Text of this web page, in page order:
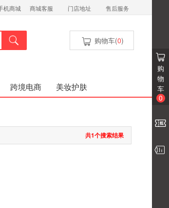
机商城 商城客服 门店地址 售后服务
购物车(0)
跨境电商
美妆护肤
购
物
车
0
共1个搜索结果